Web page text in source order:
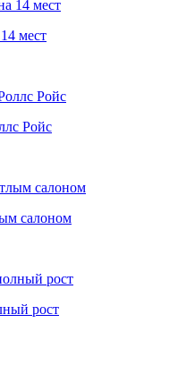
мест
Ройс
салоном
рост